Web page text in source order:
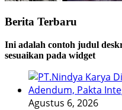
Berita Terbaru
Ini adalah contoh judul
sesuaikan pada widget
Agustus 6, 2026